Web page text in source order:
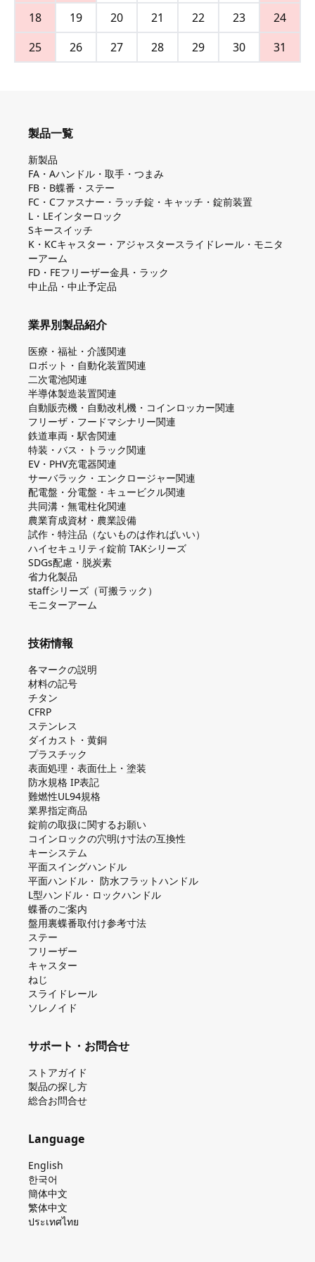
18
19 20 21 22 23
24
25
26 27 28 29 30 31
製品一覧
新製品
FA・Aハンドル・取手・つまみ
FB・B蝶番・ステー
FC・Cファスナー・ラッチ錠・キャッチ・錠前装置
L・LEインターロック
Sキースイッチ
K・KCキャスター・アジャスタースライドレール・モニタ
ーアーム
FD・FEフリーザー金具・ラック
中止品・中止予定品
業界別製品紹介
医療・福祉・介護関連
ロボット・自動化装置関連
二次電池関連
半導体製造装置関連
自動販売機・自動改札機・コインロッカー関連
フリーザ・フードマシナリー関連
鉄道車両・駅舎関連
特装・バス・トラック関連
EV・PHV充電器関連
サーバラック・エンクロージャー関連
配電盤・分電盤・キュービクル関連
共同溝・無電柱化関連
農業育成資材・農業設備
試作・特注品（ないものは作ればいい）
ハイセキュリティ錠前 TAKシリーズ
SDGs配慮・脱炭素
省力化製品
staffシリーズ（可搬ラック）
モニターアーム
技術情報
各マークの説明
材料の記号
チタン
CFRP
ステンレス
ダイカスト・⻩銅
プラスチック
表面処理・表面仕上・塗装
防⽔規格 IP表記
難燃性UL94規格
業界指定商品
錠前の取扱に関するお願い
コインロックの⽳明け⼨法の互換性
キーシステム
平⾯スイングハンドル
平⾯ハンドル・ 防⽔フラットハンドル
L型ハンドル・ロックハンドル
蝶番のご案内
盤⽤裏蝶番取付け参考⼨法
ステー
フリーザー
キャスター
ねじ
スライドレール
ソレノイド
サポート・お問合せ
ストアガイド
製品の探し⽅
総合お問合せ
Language
English
한국어
簡体中文
繁体中文
ประเทศไทย